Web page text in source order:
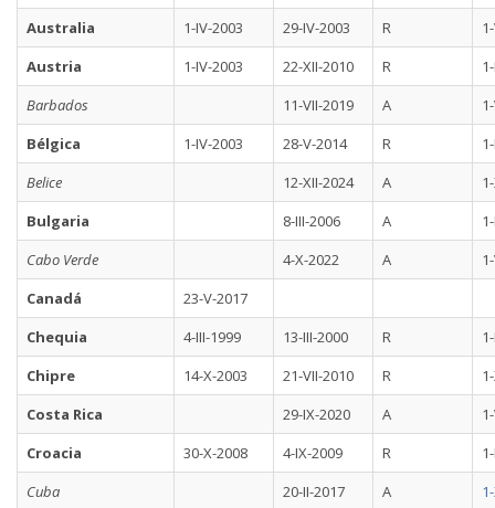
Australia
1-IV-2003 29-IV-2003 R
Austria
1-IV-2003 22-XII-2010 R
Barbados
11-VII-2019 A
Bélgica
1-IV-2003 28-V-2014 R
Belice
12-XII-2024 A
Bulgaria
8-III-2006 A
Cabo Verde
4-X-2022 A
Canadá
23-V-2017
Chequia
4-III-1999 13-III-2000 R
Chipre
14-X-2003 21-VII-2010 R
Costa Rica
29-IX-2020 A
Croacia
30-X-2008 4-IX-2009 R
Cuba
20-II-2017 A